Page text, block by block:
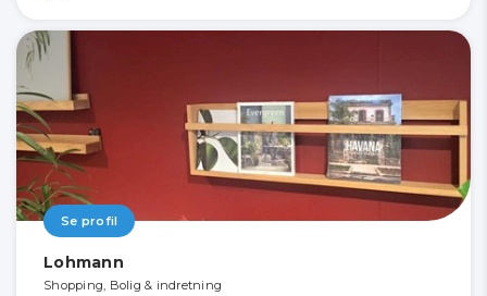
Se profil
Lohmann
Shopping, Bolig & indretning